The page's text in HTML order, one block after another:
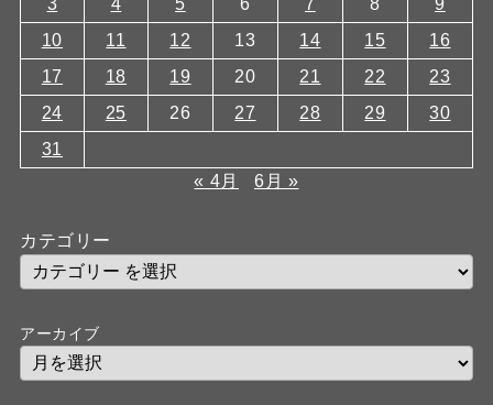
3
4 5 6 7 8
9
10
11 12 13 14 15
16
17
18 19 20 21 22
23
24
25 26 27 28 29
30
31
« 4月
6月 »
カテゴリー
アーカイブ